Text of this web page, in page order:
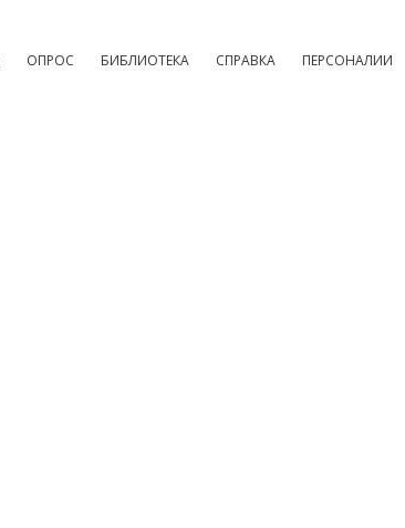
ОПРОС БИБЛИОТЕКА СПРАВКА ПЕРСОНАЛИИ